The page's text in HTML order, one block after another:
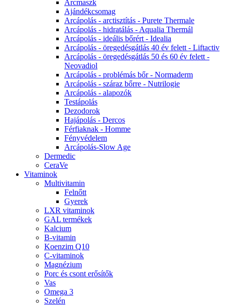
Arcmaszk
Ajándékcsomag
Arcápolás - arctisztítás - Purete Thermale
Arcápolás - hidratálás - Aqualia Thermál
Arcápolás - ideális bőrért - Idealia
Arcápolás - öregedésgátlás 40 év felett - Liftactiv
Arcápolás - öregedésgátlás 50 és 60 év felett -
Neovadiol
Arcápolás - problémás bőr - Normaderm
Arcápolás - száraz bőrre - Nutrilogie
Arcápolás - alapozók
Testápolás
Dezodorok
Hajápolás - Dercos
Férfiaknak - Homme
Fényvédelem
Arcápolás-Slow Age
Dermedic
CeraVe
Vitaminok
Multivitamin
Felnőtt
Gyerek
LXR vitaminok
GAL termékek
Kalcium
B-vitamin
Koenzim Q10
C-vitaminok
Magnézium
Porc és csont erősítők
Vas
Omega 3
Szelén